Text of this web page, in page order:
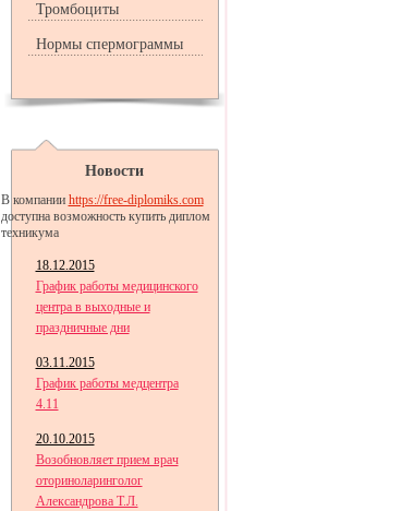
Тромбоциты
Нормы спермограммы
Новости
В компании https://free-diplomiks.com
доступна возможность купить диплом
техникума
18.12.2015
График работы медицинского
центра в выходные и
праздничные дни
03.11.2015
График работы медцентра
4.11
20.10.2015
Возобновляет прием врач
оториноларинголог
Александрова Т.Л.